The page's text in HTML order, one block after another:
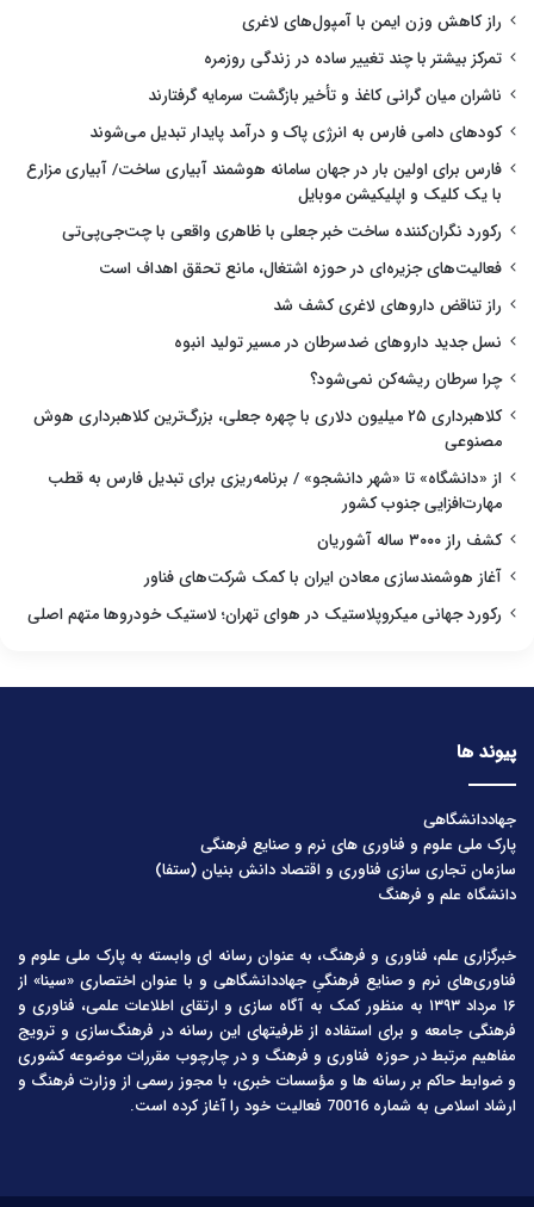
راز کاهش وزن ایمن با آمپول‌های لاغری
تمرکز بیشتر با چند تغییر ساده در زندگی روزمره
ناشران میان گرانی کاغذ و تأخیر بازگشت سرمایه گرفتارند
کودهای دامی فارس به انرژی پاک و درآمد پایدار تبدیل می‌شوند
فارس برای اولین بار در جهان سامانه هوشمند آبیاری ساخت/ آبیاری مزارع
با یک کلیک و اپلیکیشن موبایل
رکورد نگران‌کننده ساخت خبر جعلی با ظاهری واقعی با چت‌جی‌پی‌تی
فعالیت‌های جزیره‌ای در حوزه اشتغال، مانع تحقق اهداف است
راز تناقض داروهای لاغری کشف شد
نسل جدید داروهای ضدسرطان در مسیر تولید انبوه
چرا سرطان ریشه‌کن نمی‌شود؟
کلاهبرداری ۲۵ میلیون دلاری با چهره جعلی، بزرگ‌ترین کلاهبرداری هوش
مصنوعی
از «دانشگاه» تا «شهر دانشجو» / برنامه‌ریزی برای تبدیل فارس به قطب
مهارت‌افزایی جنوب کشور
کشف راز ۳۰۰۰ ساله آشوریان
آغاز هوشمندسازی معادن ایران با کمک شرکت‌های فناور
رکورد جهانی میکروپلاستیک در هوای تهران؛ لاستیک خودروها متهم اصلی
پیوند ها
جهاددانشگاهی
پارک ملی علوم و فناوری های نرم و صنایع فرهنگی
سازمان تجاری سازی فناوری و اقتصاد دانش بنیان (ستفا)
دانشگاه علم و فرهنگ
خبرگزاری علم، فناوری و فرهنگ، به عنوان رسانه ای وابسته به پارک ملی علوم و
فناوری‌های نرم و صنایع فرهنگیِ جهاددانشگاهی و با عنوان اختصاری «سینا» از
۱۶ مرداد ۱۳۹۳ به منظور کمک به آگاه سازی و ارتقای اطلاعات علمی، فناوری و
فرهنگی جامعه و برای استفاده از ظرفیتهای این رسانه در فرهنگ‌سازی و ترویج
مفاهیم مرتبط در حوزه فناوری و فرهنگ و در چارچوب مقررات موضوعه کشوری
و ضوابط حاکم بر رسانه ها و مؤسسات خبری، با مجوز رسمی از وزارت فرهنگ و
ارشاد اسلامی به شماره 70016 فعالیت خود را آغاز کرده است.